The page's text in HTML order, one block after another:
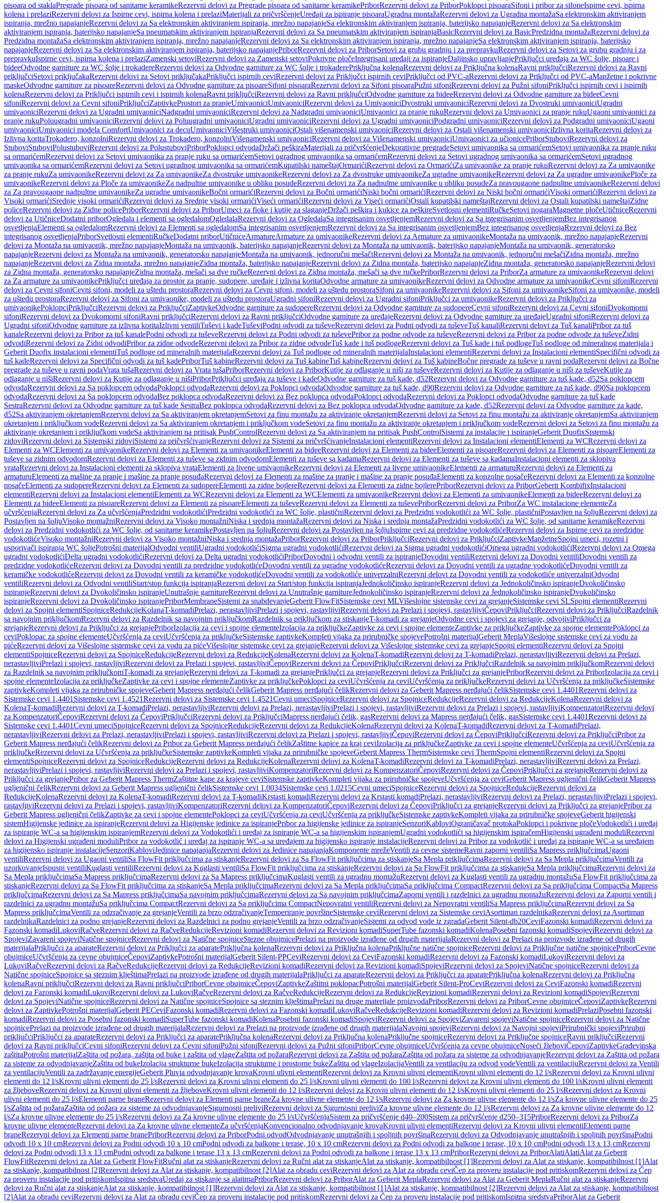
pisoara od staklaPregrade pisoara od sanitarne keramikeRezervni delovi za Pregrade pisoara od sanitarne keramikePriborRezervni delovi za PriborPoklopci pisoaraSifoni i pribor za sifoneIspirne cevi, ispirna
kolena i prelaziRezervni delovi za Ispirne cevi, ispirna kolena i prelaziMaterijali za pričvršćenjeUređaji za ispiranje pisoaraUgradna montažaRezervni delovi za Ugradna montažaSa elektronskim aktiviranjem
ispiranja, mrežno napajanjeRezervni delovi za Sa elektronskim aktiviranjem ispiranja, mrežno napajanjeSa elektronskim aktiviranjem ispiranja, baterijsko napajanjeRezervni delovi za Sa elektronskim
aktiviranjem ispiranja, baterijsko napajanjeSa pneumatskim aktiviranjem ispiranjaRezervni delovi za Sa pneumatskim aktiviranjem ispiranjaBasicRezervni delovi za BasicPredzidna montažaRezervni delovi za
Predzidna montažaSa elektronskim aktiviranjem ispiranja, mrežno napajanjeRezervni delovi za Sa elektronskim aktiviranjem ispiranja, mrežno napajanjeSa elektronskim aktiviranjem ispiranja, baterijsko
napajanjeRezervni delovi za Sa elektronskim aktiviranjem ispiranja, baterijsko napajanjePriborRezervni delovi za PriborSetovi za grubu gradnju i za prepravkuRezervni delovi za Setovi za grubu gradnju i za
prepravkuIspirne cevi, ispirna kolena i prelaziZamenski setoviRezervni delovi za Zamenski setoviPokrivne pločeIntegrisani uređaji za ispiranjeDaljinsko upravljanjePriključci uređaja za WC šolje, pisoare i
bideeOdvodne garniture za WC šolje i trokadereRezervni delovi za Odvodne garniture za WC šolje i trokaderePriključna kolenaRezervni delovi za Priključna kolenaRavni priključciRezervni delovi za Ravni
priključciSetovi priključakaRezervni delovi za Setovi priključakaPriključci ispirnih ceviRezervni delovi za Priključci ispirnih ceviPriključci od PVC-aRezervni delovi za Priključci od PVC-aManžetne i pokrivne
maskeOdvodne garniture za pisoareRezervni delovi za Odvodne garniture za pisoareSifoni pisoaraRezervni delovi za Sifoni pisoaraPužni sifoniRezervni delovi za Pužni sifoniPriključci ispirnih cevi i ispirnih
kolenaRezervni delovi za Priključci ispirnih cevi i ispirnih kolenaRavni priključciRezervni delovi za Ravni priključciOdvodne garniture za bideeRezervni delovi za Odvodne garniture za bideeCevni
sifoniRezervni delovi za Cevni sifoniPriključciZaptivkeProstori za pranjeUmivaoniciUmivaoniciRezervni delovi za UmivaoniciDvostruki umivaoniciRezervni delovi za Dvostruki umivaoniciUgradni
umivaoniciRezervni delovi za Ugradni umivaoniciNadgradni umivaoniciRezervni delovi za Nadgradni umivaoniciUmivaonici za pranje rukuRezervni delovi za Umivaonici za pranje rukuUgaoni umivaonici za
pranje rukuPoluugradni umivaoniciRezervni delovi za Poluugradni umivaoniciUgradni umivaoniciRezervni delovi za Ugradni umivaoniciPodgradni umivaoniciRezervni delovi za Podgradni umivaoniciUgaoni
umivaoniciUmivaonici modela ComfortUmivaonici za decuUmivaoniciVišestruki umivaoniciOstali višenamenski umivaoniciRezervni delovi za Ostali višenamenski umivaoniciIzlivna koritaRezervni delovi za
Izlivna koritaTrokadero, konzolniRezervni delovi za Trokadero, konzolniVišenamenski umivaoniciRezervni delovi za Višenamenski umivaoniciUmivaonici za učionicePriborStuboviRezervni delovi za
StuboviStuboviPolustuboviRezervni delovi za PolustuboviPriborPoklopci odvodaDržači peškiraMaterijali za pričvršćenjeDekorativne pregradeSetovi umivaonika sa ormarićemSetovi umivaonika za pranje ruku
sa ormarićemRezervni delovi za Setovi umivaonika za pranje ruku sa ormarićemSetovi ugradnog umivaonika sa ormarićemRezervni delovi za Setovi ugradnog umivaonika sa ormarićemSetovi ugradnog
umivaonika sa ormarićemRezervni delovi za Setovi ugradnog umivaonika sa ormarićemKupatilski nameštajOrmarićiRezervni delovi za OrmarićiZa umivaonike za pranje rukuRezervni delovi za Za umivaonike
za pranje rukuZa umivaonikeRezervni delovi za Za umivaonikeZa dvostruke umivaonikeRezervni delovi za Za dvostruke umivaonikeZa ugradne umivaonikeRezervni delovi za Za ugradne umivaonikePloče za
umivaonikeRezervni delovi za Ploče za umivaonikeZa nadpultne umivaonike u obliku posudeRezervni delovi za Za nadpultne umivaonike u obliku posudeZa pravougaone nadpultne umivaonikeRezervni delovi
za Za pravougaone nadpultne umivaonikeZa ugradne umivaonikeBočni ormarićiRezervni delovi za Bočni ormarićiNiski bočni ormarićiRezervni delovi za Niski bočni ormarićiVisoki ormarićiRezervni delovi za
Visoki ormarićiSrednje visoki ormarićiRezervni delovi za Srednje visoki ormarićiViseći ormarićiRezervni delovi za Viseći ormarićiOstali kupatilski nameštajRezervni delovi za Ostali kupatilski nameštajZidne
policeRezervni delovi za Zidne policePriborRezervni delovi za PriborUmeci za fioke i kutije za slaganjeDržači peškira i kukice za peškireSvetlosni elementiRučkeSetovi nogaraMagnetne pločeUtičniceRezervni
delovi za UtičniceDodatni priborOgledala i elementi sa ogledalomOgledalaRezervni delovi za OgledalaSa integrisanim osvetljenjemRezervni delovi za Sa integrisanim osvetljenjemBez integrisanog
osvetljenjaElementi sa ogledalomRezervni delovi za Elementi sa ogledalomSa integrisanim osvetljenjemRezervni delovi za Sa integrisanim osvetljenjemBez integrisanog osvetljenjaRezervni delovi za Bez
integrisanog osvetljenjaPriborSvetlosni elementiRučkeDodatni priborUtičniceArmatureArmature za umivaonikeRezervni delovi za Armature za umivaonikeMontaža na umivaonik, mrežno napajanjeRezervni
delovi za Montaža na umivaonik, mrežno napajanjeMontaža na umivaonik, baterijsko napajanjeRezervni delovi za Montaža na umivaonik, baterijsko napajanjeMontaža na umivaonik, generatorsko
napajanjeRezervni delovi za Montaža na umivaonik, generatorsko napajanjeMontaža na umivaonik, jednoručni mešačiRezervni delovi za Montaža na umivaonik, jednoručni mešačiZidna montaža, mrežno
napajanjeRezervni delovi za Zidna montaža, mrežno napajanjeZidna montaža, baterijsko napajanjeRezervni delovi za Zidna montaža, baterijsko napajanjeZidna montaža, generatorsko napajanjeRezervni delovi
za Zidna montaža, generatorsko napajanjeZidna montaža, mešači sa dve ručkeRezervni delovi za Zidna montaža, mešači sa dve ručkePriborRezervni delovi za PriborZa armature za umivaonikeRezervni delovi
za Za armature za umivaonikePriključci uređaja za prostor za pranje, sudopere, uređaje i izlivna koritaOdvodne armature za umivaonikeRezervni delovi za Odvodne armature za umivaonikeCevni sifoniRezervni
delovi za Cevni sifoniCevni sifoni, modeli za uštedu prostoraRezervni delovi za Cevni sifoni, modeli za uštedu prostoraSifoni za umivaonikeRezervni delovi za Sifoni za umivaonikeSifoni za umivaonike, modeli
za uštedu prostoraRezervni delovi za Sifoni za umivaonike, modeli za uštedu prostoraUgradni sifoniRezervni delovi za Ugradni sifoniPriključci za umivaonikeRezervni delovi za Priključci za
umivaonikePoklopciPriključciRezervni delovi za PriključciZaptivkeOdvodne garniture za sudopereRezervni delovi za Odvodne garniture za sudopereCevni sifoniRezervni delovi za Cevni sifoniDvokomorni
sifoniRezervni delovi za Dvokomorni sifoniRavni priključciRezervni delovi za Ravni priključciOdvodne garniture za uređajeRezervni delovi za Odvodne garniture za uređajeUgradni sifoniRezervni delovi za
Ugradni sifoniOdvodne garniture za izlivna koritaIzlivni ventiliTuševi i kadeTuševiPodni odvodi za tuševeRezervni delovi za Podni odvodi za tuševeTuš kanaliRezervni delovi za Tuš kanaliPribor za tuš
kanaleRezervni delovi za Pribor za tuš kanalePodni odvodi za tuševeRezervni delovi za Podni odvodi za tuševePribor za podne odvode za tuševeRezervni delovi za Pribor za podne odvode za tuševeZidni
odvodiRezervni delovi za Zidni odvodiPribor za zidne odvodeRezervni delovi za Pribor za zidne odvodeTuš kade i tuš podlogeRezervni delovi za Tuš kade i tuš podlogeTuš podloge od mineralnog materijala i
Geberit Duofix instalacioni elementiTuš podloge od mineralnih materijalaRezervni delovi za Tuš podloge od mineralnih materijalaInstalacioni elementiRezervni delovi za Instalacioni elementiSpecifični odvodi za
tuš kadeRezervni delovi za Specifični odvodi za tuš kadePriborTuš kabineRezervni delovi za Tuš kabineTuš kabineRezervni delovi za Tuš kabineBočne pregrade za tuševe u ravni podaRezervni delovi za Bočne
pregrade za tuševe u ravni podaVrata tušaRezervni delovi za Vrata tušaPriborRezervni delovi za PriborKutije za odlaganje u niši za tuševeRezervni delovi za Kutije za odlaganje u niši za tuševeKutije za
odlaganje u nišiRezervni delovi za Kutije za odlaganje u nišiPriborPriključci uređaja za tuševe i kadeOdvodne garniture za tuš kade, d52Rezervni delovi za Odvodne garniture za tuš kade, d52Sa poklopcem
odvodaRezervni delovi za Sa poklopcem odvodaPoklopci odvodaRezervni delovi za Poklopci odvodaOdvodne garniture za tuš kade, d90Rezervni delovi za Odvodne garniture za tuš kade, d90Sa poklopcem
odvodaRezervni delovi za Sa poklopcem odvodaBez poklopca odvodaRezervni delovi za Bez poklopca odvodaPoklopci odvodaRezervni delovi za Poklopci odvodaOdvodne garniture za tuš kade
SestraRezervni delovi za Odvodne garniture za tuš kade SestraBez poklopca odvodaRezervni delovi za Bez poklopca odvodaOdvodne garniture za kade, d52Rezervni delovi za Odvodne garniture za kade,
d52Sa aktiviranjem okretanjemRezervni delovi za Sa aktiviranjem okretanjemSetovi za finu montažu za aktiviranje okretanjemRezervni delovi za Setovi za finu montažu za aktiviranje okretanjemSa aktiviranjem
okretanjem i priključkom vodeRezervni delovi za Sa aktiviranjem okretanjem i priključkom vodeSetovi za finu montažu za aktiviranje okretanjem i priključkom vodeRezervni delovi za Setovi za finu montažu za
aktiviranje okretanjem i priključkom vodeSa aktiviranjem na pritisak PushControlRezervni delovi za Sa aktiviranjem na pritisak PushControlSistemi za instalacije i ispiranjeGeberit DuofixSistemski
zidoviRezervni delovi za Sistemski zidoviSistemi za pričvršćivanjeRezervni delovi za Sistemi za pričvršćivanjeInstalacioni elementiRezervni delovi za Instalacioni elementiElementi za WCRezervni delovi za
Elementi za WCElementi za umivaonikeRezervni delovi za Elementi za umivaonikeElementi za bideeRezervni delovi za Elementi za bideeElementi za pisoareRezervni delovi za Elementi za pisoareElementi za
tuševe sa zidnim odvodomRezervni delovi za Elementi za tuševe sa zidnim odvodomElementi za tuševe sa kadamaRezervni delovi za Elementi za tuševe sa kadamaInstalacioni elementi za sklopiva
vrataRezervni delovi za Instalacioni elementi za sklopiva vrataElementi za livene umivaonikeRezervni delovi za Elementi za livene umivaonikeElementi za armaturuRezervni delovi za Elementi za
armaturuElementi za mašine za pranje i mašine za pranje posuđaRezervni delovi za Elementi za mašine za pranje i mašine za pranje posuđaElementi za konzolne nosačeRezervni delovi za Elementi za konzolne
nosačeElementi za sudopereRezervni delovi za Elementi za sudopereElementi za zidne bojlereRezervni delovi za Elementi za zidne bojlerePriborRezervni delovi za PriborGeberit KombifixInstalacioni
elementiRezervni delovi za Instalacioni elementiElementi za WCRezervni delovi za Elementi za WCElementi za umivaonikeRezervni delovi za Elementi za umivaonikeElementi za bideeRezervni delovi za
Elementi za bideeElementi za pisoareRezervni delovi za Elementi za pisoareElementi za tuševeRezervni delovi za Elementi za tuševePriborRezervni delovi za PriborZa WC instalacione elementeZa
učvršćenjaRezervni delovi za Za učvršćenjaPredzidni vodokotlićiPredzidni vodokotlići za WC šolje, plastičniRezervni delovi za Predzidni vodokotlići za WC šolje, plastičniPostavljen na šoljuRezervni delovi za
Postavljen na šoljuVisoko montažniRezervni delovi za Visoko montažniNiska i srednja montažaRezervni delovi za Niska i srednja montažaPredzidni vodokotlići za WC šolje, od sanitarne keramikeRezervni
delovi za Predzidni vodokotlići za WC šolje, od sanitarne keramikePostavljen na šoljuRezervni delovi za Postavljen na šoljuIspirne cevi za predzidne vodokotlićeRezervni delovi za Ispirne cevi za predzidne
vodokotlićeVisoko montažniRezervni delovi za Visoko montažniNiska i srednja montažaPriborRezervni delovi za PriborPriključciRezervni delovi za PriključciZaptivkeManžetneSpojni umeci, rozetni i
usporivači ispiranja WC šoljePotrošni materijalOdvodni ventiliUgradni vodokotlićiSigma ugradni vodokotlićiRezervni delovi za Sigma ugradni vodokotlićiOmega ugradni vodokotlićiRezervni delovi za Omega
ugradni vodokotlićiDelta ugradni vodokotlićiRezervni delovi za Delta ugradni vodokotlićiPriborDovodni i odvodni ventili za ispiranjeDovodni ventiliRezervni delovi za Dovodni ventiliDovodni ventili za
predzidne vodokotlićeRezervni delovi za Dovodni ventili za predzidne vodokotlićeDovodni ventili za ugradne vodokotlićeRezervni delovi za Dovodni ventili za ugradne vodokotlićeDovodni ventili za
keramičke vodokotlićeRezervni delovi za Dovodni ventili za keramičke vodokotlićeDovodni ventili za vodokotliće univerzalniRezervni delovi za Dovodni ventili za vodokotliće univerzalniOdvodni
ventiliRezervni delovi za Odvodni ventiliStart/stop funkcija ispiranjaRezervni delovi za Start/stop funkcija ispiranjaJednokoličinsko ispiranjeRezervni delovi za Jednokoličinsko ispiranjeDvokoličinsko
ispiranjeRezervni delovi za Dvokoličinsko ispiranjeUnutrašnje garnitureRezervni delovi za Unutrašnje garnitureJednokoličinsko ispiranjeRezervni delovi za Jednokoličinsko ispiranjeDvokoličinsko
ispiranjeRezervni delovi za Dvokoličinsko ispiranjePriborMembraneSistemi za snabdevanjeGeberit FlowFitSistemske cevi MLVišeslojne sistemske cevi za grejanjeSistemske cevi SLSpojni elementiRezervni
delovi za Spojni elementiSpojniceRedukcijeKolanaT-komadiPrelazi, nerastavljiviPrelazi i spojevi, rastavljiviRezervni delovi za Prelazi i spojevi, rastavljiviČepoviPriključciRezervni delovi za PriključciRazdelnik
sa navojnim priključkomRezervni delovi za Razdelnik sa navojnim priključkomRazdelnik sa priključkom za stiskanjeT-komadi za grejanjeOdvodne cevi i spojevi za grejanje, odvojiviPriključci za
grejanjeRezervni delovi za Priključci za grejanjePriborIzolacija za cevi i spojne elementeIzolacija za priključkeZaptivke za cevi i spojne elementeZaptivke za priključkeZaptivke za spojne elementePoklopci za
ceviPoklopac za spojne elementeUčvršćenja za ceviUčvršćenja za priključkeSistemske zaptivkeKompleti vijaka za prirubničke spojevePotrošni materijalGeberit MeplaVišeslojne sistemske cevi za vodu za
pićeRezervni delovi za Višeslojne sistemske cevi za vodu za pićeVišeslojne sistemske cevi za grejanjeRezervni delovi za Višeslojne sistemske cevi za grejanjeSpojni elementiRezervni delovi za Spojni
elementiSpojniceRezervni delovi za SpojniceRedukcijeRezervni delovi za RedukcijeKolenaRezervni delovi za KolenaT-komadiRezervni delovi za T-komadiPrelazi, nerastavljiviRezervni delovi za Prelazi,
nerastavljiviPrelazi i spojevi, rastavljiviRezervni delovi za Prelazi i spojevi, rastavljiviČepoviRezervni delovi za ČepoviPriključciRezervni delovi za PriključciRazdelnik sa navojnim priključkomRezervni delovi
za Razdelnik sa navojnim priključkomT-komadi za grejanjeRezervni delovi za T-komadi za grejanjePriključci za grejanjeRezervni delovi za Priključci za grejanjePriborRezervni delovi za PriborIzolacija za cevi i
spojne elementeIzolacija za priključkeZaptivke za cevi i spojne elementeZaptivke za priključkePoklopci za ceviUčvršćenja za ceviUčvršćenja za priključkeRezervni delovi za Učvršćenja za priključkeSistemske
zaptivkeKompleti vijaka za prirubničke spojeveGeberit Mapress nerđajući čelikGeberit Mapress nerđajući čelikRezervni delovi za Geberit Mapress nerđajući čelikSistemske cevi 1.4401Rezervni delovi za
Sistemske cevi 1.4401 Sistemske cevi 1.4521Rezervni delovi za Sistemske cevi 1.4521Cevni umeciSpojniceRezervni delovi za SpojniceRedukcijeRezervni delovi za RedukcijeKolenaRezervni delovi za
KolenaT-komadiRezervni delovi za T-komadiPrelazi, nerastavljiviRezervni delovi za Prelazi, nerastavljiviPrelazi i spojevi, rastavljiviRezervni delovi za Prelazi i spojevi, rastavljiviKompenzatoriRezervni delovi
za KompenzatoriČepoviRezervni delovi za ČepoviPriključciRezervni delovi za PriključciMapress nerđajući čelik, gasRezervni delovi za Mapress nerđajući čelik, gasSistemske cevi 1.4401Rezervni delovi za
Sistemske cevi 1.4401Cevni umeciSpojniceRezervni delovi za SpojniceRedukcijeRezervni delovi za RedukcijeKolenaRezervni delovi za KolenaT-komadiRezervni delovi za T-komadiPrelazi,
nerastavljiviRezervni delovi za Prelazi, nerastavljiviPrelazi i spojevi, rastavljiviRezervni delovi za Prelazi i spojevi, rastavljiviČepoviRezervni delovi za ČepoviPriključciRezervni delovi za PriključciPribor za
Geberit Mapress nerđajući čelikRezervni delovi za Pribor za Geberit Mapress nerđajući čelikZaštitne kapice za kraj ceviIzolacija za priključkeZaptivke za cevi i spojne elementeUčvršćenja za ceviUčvršćenja za
priključkeRezervni delovi za Učvršćenja za priključkeSistemske zaptivkeKompleti vijaka za prirubničke spojeveGeberit Mapress ThermSistemske cevi ThermSpojni elementiRezervni delovi za Spojni
elementiSpojniceRezervni delovi za SpojniceRedukcijeRezervni delovi za RedukcijeKolenaRezervni delovi za KolenaT-komadiRezervni delovi za T-komadiPrelazi, nerastavljiviRezervni delovi za Prelazi,
nerastavljiviPrelazi i spojevi, rastavljiviRezervni delovi za Prelazi i spojevi, rastavljiviKompenzatoriRezervni delovi za KompenzatoriČepoviRezervni delovi za ČepoviPriključci za grejanjeRezervni delovi za
Priključci za grejanjePribor za Geberit Mapress ThermZaštitne kape za krajeve ceviSistemske zaptivkeKompleti vijaka za prirubničke spojeveUčvršćenja za ceviGeberit Mapress ugljenični čelikGeberit Mapress
ugljenični čelikRezervni delovi za Geberit Mapress ugljenični čelikSistemske cevi 1.0034Sistemske cevi 1.0215Cevni umeciSpojniceRezervni delovi za SpojniceRedukcijeRezervni delovi za
RedukcijeKolenaRezervni delovi za KolenaT-komadiRezervni delovi za T-komadiKrstasti komadiRezervni delovi za Krstasti komadiPrelazi, nerastavljiviRezervni delovi za Prelazi, nerastavljiviPrelazi i spojevi,
rastavljiviRezervni delovi za Prelazi i spojevi, rastavljiviKompenzatoriRezervni delovi za KompenzatoriČepoviRezervni delovi za ČepoviPriključci za grejanjeRezervni delovi za Priključci za grejanjePribor za
Geberit Mapress ugljenični čelikZaptivke za cevi i spojne elementePoklopci za ceviUčvršćenja za ceviUčvršćenja za priključkeSistemske zaptivkeKompleti vijaka za prirubničke spojeveGeberit higijenski
sistemHigijenske jedinice za ispiranjeRezervni delovi za Higijenske jedinice za ispiranjePribor za higijenske jedinice za ispiranjeSenzoriKabloviOgraničavač protokaPoklopci i pokrivne pločeVodokotlići i uređaj
za ispiranje WC-a sa higijenskim ispiranjemRezervni delovi za Vodokotlići i uređaj za ispiranje WC-a sa higijenskim ispiranjemUgradni vodokotlići sa higijenskim ispiračemHigijenski ugrađeni moduliRezervni
delovi za Higijenski ugrađeni moduliPribor za vodokotlić i uređaj za ispiranje WC-a sa uređajem za higijensko ispiranje instalacijeRezervni delovi za Pribor za vodokotlić i uređaj za ispiranje WC-a sa uređajem
za higijensko ispiranje instalacijeSenzoriKabloviJedinice napajanjaRezervni delovi za Jedinice napajanjaKomponente mrežeVentili za cevne sistemeRavni zaporni ventiliSa Mapress priključcimaUgaoni
ventiliRezervni delovi za Ugaoni ventiliSa FlowFit priključcima za stiskanjeRezervni delovi za Sa FlowFit priključcima za stiskanjeSa Mepla priključcimaRezervni delovi za Sa Mepla priključcimaVentili za
uzorkovanjeIspusni ventiliKuglasti ventiliRezervni delovi za Kuglasti ventiliSa FlowFit priključcima za stiskanjeRezervni delovi za Sa FlowFit priključcima za stiskanjeSa Mepla priključcimaRezervni delovi za
Sa Mepla priključcimaSa Mapress priključcimaRezervni delovi za Sa Mapress priključcimaKuglasti ventili za ugradnu montažuRezervni delovi za Kuglasti ventili za ugradnu montažuSa FlowFit priključcima za
stiskanjeRezervni delovi za Sa FlowFit priključcima za stiskanjeSa Mepla priključcimaRezervni delovi za Sa Mepla priključcimaSa priključcima CompactRezervni delovi za Sa priključcima CompactSa Mapress
priključcimaRezervni delovi za Sa Mapress priključcimaSa navojnim priključcimaRezervni delovi za Sa navojnim priključcimaZaporni ventili i razdelnici za ugradnu montažuRezervni delovi za Zaporni ventili i
razdelnici za ugradnu montažuSa priključcima CompactRezervni delovi za Sa priključcima CompactNepovratni ventiliRezervni delovi za Nepovratni ventiliSa Mapress priključcimaRezervni delovi za Sa
Mapress priključcimaVentili za odzračivanje za grejanjeVentili za brzo odzračivanjeTemperiranje površineSistemske ceviRezervni delovi za Sistemske ceviAsortiman razdelnikaRezervni delovi za Asortiman
razdelnikaRazdelnici za podno grejanjeRezervni delovi za Razdelnici za podno grejanjeVentili za brzo odzračivanjeSistemi za odvod vode iz zgradaGeberit Silent-db20CeviFazonski komadiRezervni delovi za
Fazonski komadiLukoviRačveRezervni delovi za RačveRedukcijeRevizioni komadiRezervni delovi za Revizioni komadiSuperTube fazonski komadiKolenaPosebni fazonski komadiSpojeviRezervni delovi za
SpojeviZavareni spojeviNatične spojniceRezervni delovi za Natične spojniceStezne obujmicePrelazi na proizvode izrađene od drugih materijalaRezervni delovi za Prelazi na proizvode izrađene od drugih
materijalaPriključci za aparateRezervni delovi za Priključci za aparatePriključna kolenaRezervni delovi za Priključna kolenaPriključne natične spojniceRezervni delovi za Priključne natične spojnicePriborCevne
obujmiceUčvršćenja za cevne obujmiceČepoviZaptivkePotrošni materijalGeberit Silent-PPCeviRezervni delovi za CeviFazonski komadiRezervni delovi za Fazonski komadiLukoviRezervni delovi za
LukoviRačveRezervni delovi za RačveRedukcijeRezervni delovi za RedukcijeRevizioni komadiRezervni delovi za Revizioni komadiSpojeviRezervni delovi za SpojeviNatične spojniceRezervni delovi za
Natične spojniceSpojnice sa steznim klještimaPrelazi na proizvode izrađene od drugih materijalaPriključci za aparateRezervni delovi za Priključci za aparatePriključna kolenaRezervni delovi za Priključna
kolenaRavni priključciRezervni delovi za Ravni priključciPriborCevne obujmiceČepoviZaptivkeZaštitni poklopacPotrošni materijalGeberit Silent-ProCeviRezervni delovi za CeviFazonski komadiRezervni
delovi za Fazonski komadiLukoviRezervni delovi za LukoviRačveRezervni delovi za RačveRedukcijeRezervni delovi za RedukcijeRevizioni komadiRezervni delovi za Revizioni komadiSpojeviRezervni
delovi za SpojeviNatične spojniceRezervni delovi za Natične spojniceSpojnice sa steznim klještimaPrelazi na druge materijale proizvodaPriborRezervni delovi za PriborCevne obujmiceČepoviZaptivkeRezervni
delovi za ZaptivkePotrošni materijalGeberit PECeviFazonski komadiRezervni delovi za Fazonski komadiLukoviRačveRedukcijeRevizioni komadiRezervni delovi za Revizioni komadiPrelaziPosebni fazonski
komadiRezervni delovi za Posebni fazonski komadiSuperTube fazonski komadiKolenaPosebni fazonski komadiSpojeviRezervni delovi za SpojeviZavareni spojeviNatične spojniceRezervni delovi za Natične
spojnicePrelazi na proizvode izrađene od drugih materijalaRezervni delovi za Prelazi na proizvode izrađene od drugih materijalaNavojni spojeviRezervni delovi za Navojni spojeviPrirubnički spojeviPrirubni
priključciPriključci za aparateRezervni delovi za Priključci za aparatePriključna kolenaRezervni delovi za Priključna kolenaPriključne spojniceRezervni delovi za Priključne spojniceRavni priključciRezervni
delovi za Ravni priključciCevni sifoniRezervni delovi za Cevni sifoniPužni sifoniRezervni delovi za Pužni sifoniPriborCevne obujmiceUčvršćenja za cevne obujmiceNoseći žleboviČepoviZaptivkeGrađevinska
zaštitaPotrošni materijalZaštita od požara, zaštita od buke i zaštita od vlageZaštita od požaraRezervni delovi za Zaštita od požaraZaštita od požara za sisteme za odvodnjavanjeRezervni delovi za Zaštita od požara
za sisteme za odvodnjavanjeZaštita od bukeIzolacija strukturne bukeIzolacija strukturne i prostorne bukeZaštita od vlageIzolacijaVentili za ventilaciju za odvod vodeVentili za ventilacijuRezervni delovi za Ventili
za ventilacijuVentili za zadržavanje energijeGeberit Pluvia odvodnjavanje krovaKrovni ulivni elementiRezervni delovi za Krovni ulivni elementiKrovni ulivni elementi do 12 l/sRezervni delovi za Krovni ulivni
elementi do 12 l/sKrovni ulivni elementi do 25 l/sRezervni delovi za Krovni ulivni elementi do 25 l/sKrovni ulivni elementi do 100 l/sRezervni delovi za Krovni ulivni elementi do 100 l/sKrovni ulivni elementi
za žljeboveRezervni delovi za Krovni ulivni elementi za žljeboveKrovni ulivni elementi do 12 l/sRezervni delovi za Krovni ulivni elementi do 12 l/sKrovni ulivni elementi do 25 l/sRezervni delovi za Krovni
ulivni elementi do 25 l/sElementi parne braneRezervni delovi za Elementi parne braneZa krovne ulivne elemente do 12 l/sRezervni delovi za Za krovne ulivne elemente do 12 l/sZa krovne ulivne elemente do 25
l/sZaštita od požaraZaštita od požara za sisteme za odvodnjavanjeSigurnosni preliviRezervni delovi za Sigurnosni preliviZa krovne ulivne elemente do 12 l/sRezervni delovi za Za krovne ulivne elemente do 12
l/sZa krovne ulivne elemente do 25 l/sRezervni delovi za Za krovne ulivne elemente do 25 l/sUčvršćenjaSistem za pričvršćenje d40–200Sistem za pričvršćenje d250–315PriborRezervni delovi za PriborZa
krovne ulivne elementeRezervni delovi za Za krovne ulivne elementeZa učvršćenjaKonvencionalno odvodnjavanje krovaKrovni ulivni elementiRezervni delovi za Krovni ulivni elementiElementi parne
braneRezervni delovi za Elementi parne branePriborRezervni delovi za PriborPodni odvodOdvodnjavanje unutrašnjih i spoljnih površinaRezervni delovi za Odvodnjavanje unutrašnjih i spoljnih površinaPodni
odvodi 10 x 10 cmRezervni delovi za Podni odvodi 10 x 10 cmPodni odvodi za balkone i terase, 10 x 10 cmRezervni delovi za Podni odvodi za balkone i terase, 10 x 10 cmPodni odvodi 13 x 13 cmRezervni
delovi za Podni odvodi 13 x 13 cmPodni odvodi za balkone i terase 13 x 13 cmRezervni delovi za Podni odvodi za balkone i terase 13 x 13 cmPriborRezervni delovi za PriborAlatiAlatiAlat za Geberit
FlowFitRezervni delovi za Alat za Geberit FlowFitRučni alat za stiskanjeRezervni delovi za Ručni alat za stiskanjeAlat za stiskanje, kompatibilnost [1]Rezervni delovi za Alat za stiskanje, kompatibilnost [1]Alat
za stiskanje, kompatibilnost [2]Rezervni delovi za Alat za stiskanje, kompatibilnost [2]Alat za obradu ceviRezervni delovi za Alat za obradu ceviČep za proveru instalacije pod pritiskomRezervni delovi za Čep
za proveru instalacije pod pritiskomIspitna sredstvaUređaj za stiskanje sa alatimaPriborRezervni delovi za PriborAlat za Geberit MeplaRezervni delovi za Alat za Geberit MeplaRučni alat za stiskanjeRezervni
delovi za Ručni alat za stiskanjeAlat za stiskanje, kompatibilnost [1]Rezervni delovi za Alat za stiskanje, kompatibilnost [1]Alat za stiskanje, kompatibilnost [2]Rezervni delovi za Alat za stiskanje, kompatibilnost
[2]Alat za obradu ceviRezervni delovi za Alat za obradu ceviČep za proveru instalacije pod pritiskomRezervni delovi za Čep za proveru instalacije pod pritiskomIspitna sredstvaPriborAlat za Geberit